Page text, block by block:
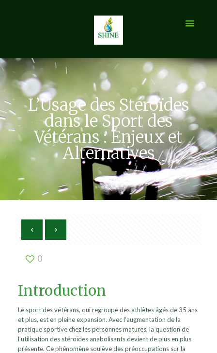
L’Usage des Stéroïdes
dans le Sport des
Vétérans : Enjeux et
Alternatives
0
Introduction
Le sport des vétérans, qui regroupe des athlètes âgés de 35 ans
et plus, est en pleine expansion. Avec l’augmentation de la
pratique sportive chez les personnes matures, la question de
l’utilisation des stéroïdes anabolisants devient de plus en plus
présente. Ce phénomène soulève des préoccupations sur la